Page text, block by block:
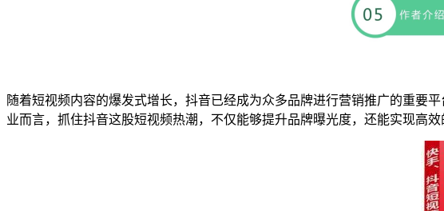
随着短视频内容的爆发式增长，抖音已经成为众多品牌进行营销推广的重要
业而言，抓住抖音这股短视频热潮，不仅能够提升品牌曝光度，还能实现高效